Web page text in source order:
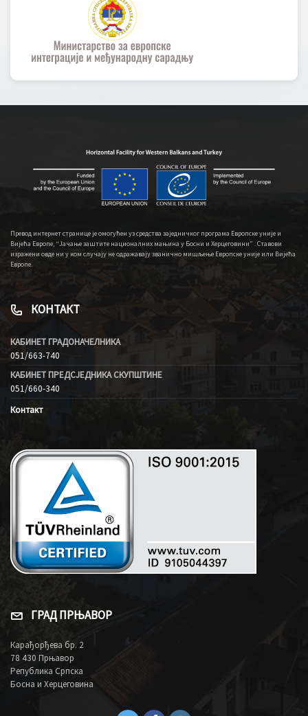
Превод интернет странице је омогућен уз средства заједничког програма Европске уније и
Вијећа Европе, “Јачање заштите националних мањина у Босни и Херцеговини” . Ставови
изражени овде ни у ком случају не одражавају званично мишљење Европске уније или Вијећа
Европе.
КОНТАКТ
КАБИНЕТ ГРАДОНАЧЕЛНИКА
051/663-740
КАБИНЕТ ПРЕДСЈЕДНИКА СКУПШТИНЕ
051/660-340
Контакт
ГРАД ПРЊАВОР
Карађорђева бр. 2
78 430 Прњавор
Република Српска
Босна и Херцеговина